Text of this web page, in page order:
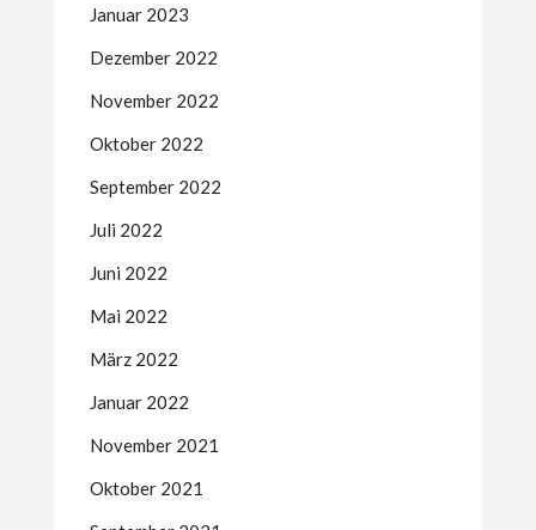
Januar 2023
Dezember 2022
November 2022
Oktober 2022
September 2022
Juli 2022
Juni 2022
Mai 2022
März 2022
Januar 2022
November 2021
Oktober 2021